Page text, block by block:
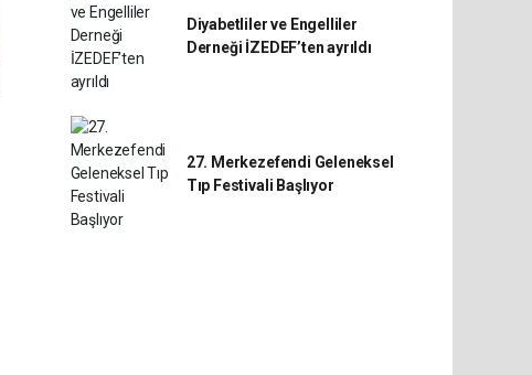
Diyabetliler ve Engelliler
Derneği İZEDEF’ten ayrıldı
27. Merkezefendi Geleneksel
Tıp Festivali Başlıyor